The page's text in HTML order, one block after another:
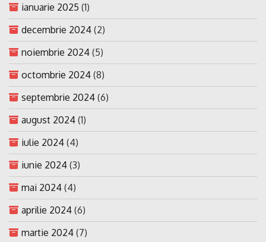
ianuarie 2025 (1)
decembrie 2024 (2)
noiembrie 2024 (5)
octombrie 2024 (8)
septembrie 2024 (6)
august 2024 (1)
iulie 2024 (4)
iunie 2024 (3)
mai 2024 (4)
aprilie 2024 (6)
martie 2024 (7)